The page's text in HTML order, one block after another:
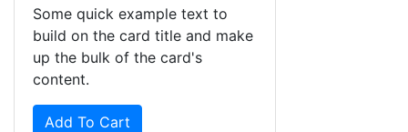
Some quick example text to
build on the card title and make
up the bulk of the card's
content.
Add To Cart